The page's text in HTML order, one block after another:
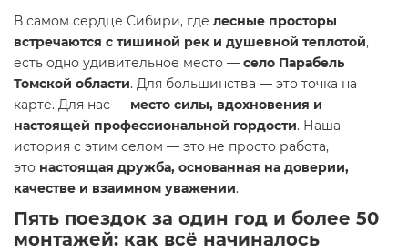
В самом сердце Сибири, где лесные просторы
встречаются с тишиной рек и душевной теплотой,
есть одно удивительное место — село Парабель
Томской области. Для большинства — это точка на
карте. Для нас — место силы, вдохновения и
настоящей профессиональной гордости. Наша
история с этим селом — это не просто работа,
это настоящая дружба, основанная на доверии,
качестве и взаимном уважении.
Пять поездок за один год и более 50
монтажей: как всё начиналось